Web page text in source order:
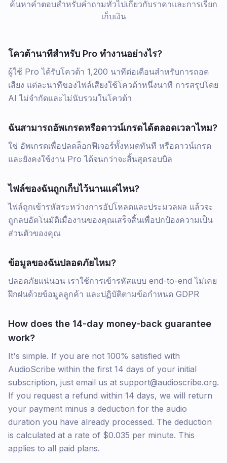
ค้นหาคำตอบสำหรับคำถามทั่วไปเกี่ยวกับราคาและการเรียก
เก็บเงิน
โควต้านาทีสำหรับ Pro ทำงานอย่างไร?
ผู้ใช้ Pro ได้รับโควต้า 1,200 นาทีต่อเดือนสำหรับการถอด
เสียง แต่ละนาทีของไฟล์เสียงใช้โควต้าหนึ่งนาที การสรุปโดย
AI ไม่จำกัดและไม่นับรวมในโควต้า
ฉันสามารถอัพเกรดหรือดาวน์เกรดได้ตลอดเวลาไหม?
ใช่ อัพเกรดเพื่อปลดล็อกฟีเจอร์ทั้งหมดทันที หรือดาวน์เกรด
และยังคงใช้งาน Pro ได้จนกว่าจะสิ้นสุดรอบบิล
ไฟล์ของฉันถูกเก็บไว้นานแค่ไหน?
ไฟล์ถูกเข้ารหัสระหว่างการอัปโหลดและประมวลผล แล้วจะ
ถูกลบอัตโนมัติเมื่องานของคุณเสร็จสิ้นเพื่อปกป้องความเป็น
ส่วนตัวของคุณ
ข้อมูลของฉันปลอดภัยไหม?
ปลอดภัยแน่นอน เราใช้การเข้ารหัสแบบ end-to-end ไม่เคย
ฝึกฝนด้วยข้อมูลลูกค้า และปฏิบัติตามข้อกำหนด GDPR
How does the 14-day money-back guarantee
work?
It's simple. If you are not 100% satisfied with
AudioScribe within the first 14 days of your initial
subscription, just email us at support@audioscribe.org.
If you request a refund within 14 days, we will return
your payment minus a deduction for the audio
duration you have already processed. The deduction
is calculated at a rate of $0.035 per minute. This
applies to all paid plans.